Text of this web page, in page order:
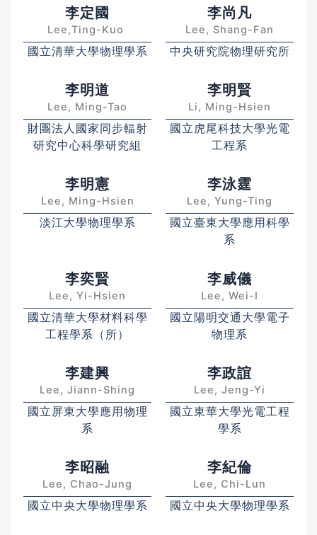
李定國
Lee,Ting-Kuo
國立清華大學物理學系
李尚凡
Lee, Shang-Fan
中央研究院物理研究所
李明道
Lee, Ming-Tao
財團法人國家同步輻射
研究中心科學研究組
李明賢
Li, Ming-Hsien
國立虎尾科技大學光電
工程系
李明憲
Lee, Ming-Hsien
淡江大學物理學系
李泳霆
Lee, Yung-Ting
國立臺東大學應用科學
系
李奕賢
Lee, Yi-Hsien
國立清華大學材料科學
工程學系（所）
李威儀
Lee, Wei-I
國立陽明交通大學電子
物理系
李建興
Lee, Jiann-Shing
國立屏東大學應用物理
系
李政誼
Lee, Jeng-Yi
國立東華大學光電工程
學系
李昭融
Lee, Chao-Jung
國立中央大學物理學系
李紀倫
Lee, Chi-Lun
國立中央大學物理學系